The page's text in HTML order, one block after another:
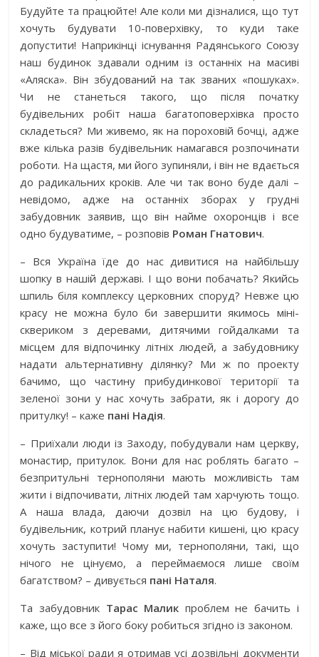
Будуйте та працюйте! Але коли ми дізналися, що тут
хочуть будувати 10-поверхівку, то куди таке
допустити! Наприкінці існування Радянського Союзу
наш будинок здавали одним із останніх на масиві
«Аляска». Він збудований на так званих «пошуках».
Чи не станеться такого, що після початку
будівельних робіт наша багатоповерхівка просто
складеться? Ми живемо, як на пороховій бочці, адже
вже кілька разів будівельник намагався розпочинати
роботи. На щастя, ми його зупиняли, і він не вдається
до радикальних кроків. Але чи так воно буде далі –
невідомо, адже на останніх зборах у грудні
забудовник заявив, що він найме охоронців і все
одно будуватиме, – розповів Роман Гнатович.
– Вся Україна їде до нас дивитися на найбільшу
шопку в нашій державі. І що вони побачать? Якийсь
шпиль біля комплексу церковних споруд? Невже цю
красу не можна було би завершити якимось міні-
сквериком з деревами, дитячими гойдалками та
місцем для відпочинку літніх людей, а забудовнику
надати альтернативну ділянку? Ми ж по проекту
бачимо, що частину прибудинкової території та
зеленої зони у нас хочуть забрати, як і дорогу до
притулку! – каже пані Надія.
– Приїхали люди із Заходу, побудували нам церкву,
монастир, притулок. Вони для нас роблять багато –
безпритульні тернополяни мають можливість там
жити і відпочивати, літніх людей там харчують тощо.
А наша влада, даючи дозвіл на цю будову, і
будівельник, котрий планує набити кишені, цю красу
хочуть заступити! Чому ми, тернополяни, такі, що
нічого не цінуємо, а переймаємося лише своїм
багатством? – дивується пані Наталя.
Та забудовник Тарас Малик проблем не бачить і
каже, що все з його боку робиться згідно із законом.
– Від міської ради я отримав усі дозвільні документи